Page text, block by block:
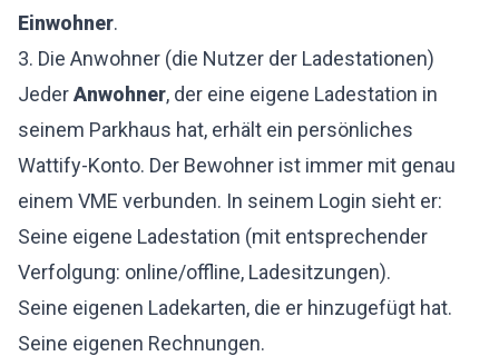
Einwohner.
3. Die Anwohner (die Nutzer der Ladestationen)
JederAnwohner, der eine eigene Ladestation in
seinem Parkhaus hat, erhält ein persönliches
Wattify-Konto. Der Bewohner ist immer mit genau
einem VME verbunden. In seinem Login sieht er:
Seine eigene Ladestation (mit entsprechender
Verfolgung: online/offline, Ladesitzungen).
Seine eigenen Ladekarten, die er hinzugefügt hat.
Seine eigenen Rechnungen.